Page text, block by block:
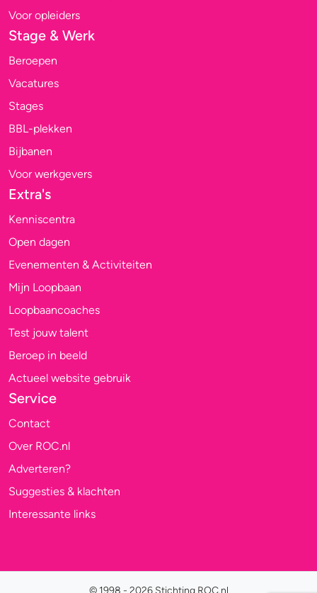
Voor opleiders
Stage & Werk
Beroepen
Vacatures
Stages
BBL-plekken
Bijbanen
Voor werkgevers
Extra's
Kenniscentra
Open dagen
Evenementen & Activiteiten
Mijn Loopbaan
Loopbaancoaches
Test jouw talent
Beroep in beeld
Actueel website gebruik
Service
Contact
Over ROC.nl
Adverteren?
Suggesties & klachten
Interessante links
© 1998 - 2026 Stichting ROC.nl